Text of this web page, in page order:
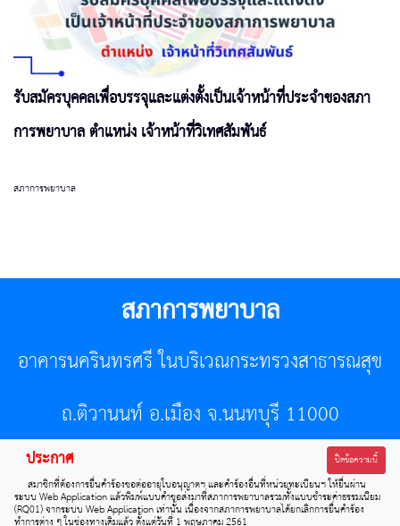
รับสมัครบุคคลเพื่อบรรจุและแต่งตั้งเป็นเจ้าหน้าที่ประจำของสภา
การพยาบาล ตำแหน่ง เจ้าหน้าที่วิเทศสัมพันธ์
สภาการพยาบาล
สภาการพยาบาล
อาคารนครินทรศรี ในบริเวณกระทรวงสาธารณสุข
ถ.ติวานนท์ อ.เมือง จ.นนทบุรี 11000
โทรศัพท์ 02-596-7500 โทรสาร 0-2589-7121 E-mail :
center@tnmc.or.th
ประกาศ ปิดข้อความนี้
สมาชิกที่ต้องการยื่นคำร้องขอต่ออายุใบอนุญาตฯ และคำร้องอื่นที่หน่วยทะเบียนฯ ให้ยื่นผ่าน
ระบบ Web Application แล้วพิมพ์แบบคำขอส่งมาที่สภาการพยาบาลรวมทั้งแบบชำระค่าธรรมเนียม
(RQ01) จากระบบ Web Application เท่านั้น เนื่องจากสภาการพยาบาลได้ยกเลิกการยื่นคำร้อง